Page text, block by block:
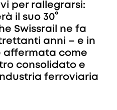
per rallegrarsi:
il suo 30°
Swissrail ne fa
anni – e in
affermata come
consolidato e
ferroviaria